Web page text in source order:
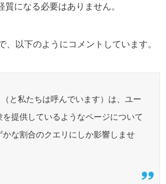
になる必要はありません。
、以下のようにコメントしています。
と私たちは呼んでいます）は、ユー
提供しているようなページについて
な割合のクエリにしか影響しませ